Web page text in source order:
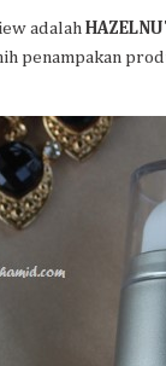
adalah
penampakan